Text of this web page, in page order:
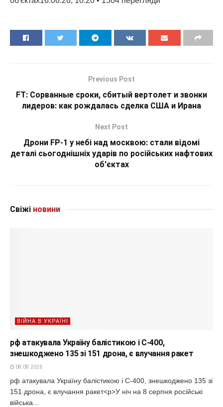
Previous Post
FT: Сорванные сроки, сбитый вертолет и звонки
лидеров: как рождалась сделка США и Ирана
Next Post
Дрони FP-1 у небі над москвою: стали відомі
деталі сьогоднішніх ударів по російських нафтових
об'єктах
Свіжі новини
ВІЙНА В УКРАЇНІ
рф атакувала Україну балістикою і С-400,
знешкоджено 135 зі 151 дрона, є влучання ракет
08.08.2026
рф атакувала Україну балістикою і С-400, знешкоджено 135 зі
151 дрона, є влучання ракет<p>У ніч на 8 серпня російські
війська...